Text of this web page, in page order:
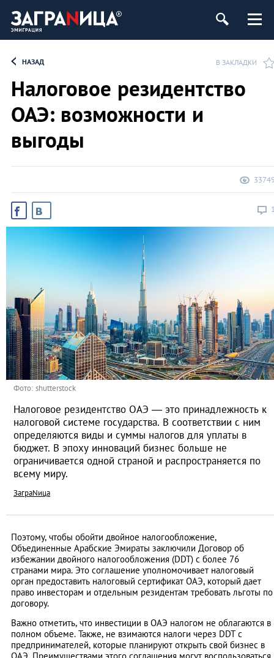
НАЗАД В ЗАКЛАДКИ
Налоговое резидентство
ОАЭ: возможности и
выгоды
Фото: shutterstock
Налоговое резидентство ОАЭ — это принадлежность к
налоговой системе государства. В соответствии с ним
определяются виды и суммы налогов для уплаты в
бюджет. В эпоху инноваций бизнес больше не
ограничивается одной страной и распространяется по
всему миру.
ЗаграNица
Поэтому, чтобы обойти двойное налогообложение,
Объединенные Арабские Эмираты заключили Договор об
избежании двойного налогообложения (DDT) с более 76
странами мира. Это соглашение уполномочивает налоговый
орган предоставить налоговый сертификат ОАЭ, который дает
право инвесторам и отдельным резидентам требовать льготы по
договору.
Важно отметить, что инвестиции в ОАЭ налогом не облагаются в
полном объеме. Также, не взимаются налоги через DDT с
предпринимателей, которые планируют открыть свой бизнес в